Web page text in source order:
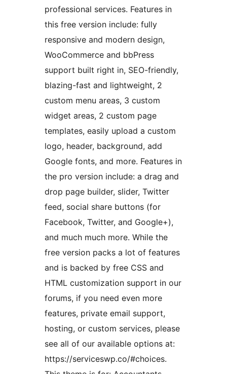
professional services. Features in
this free version include: fully
responsive and modern design,
WooCommerce and bbPress
support built right in, SEO-friendly,
blazing-fast and lightweight, 2
custom menu areas, 3 custom
widget areas, 2 custom page
templates, easily upload a custom
logo, header, background, add
Google fonts, and more. Features in
the pro version include: a drag and
drop page builder, slider, Twitter
feed, social share buttons (for
Facebook, Twitter, and Google+),
and much much more. While the
free version packs a lot of features
and is backed by free CSS and
HTML customization support in our
forums, if you need even more
features, private email support,
hosting, or custom services, please
see all of our available options at:
https://serviceswp.co/#choices.